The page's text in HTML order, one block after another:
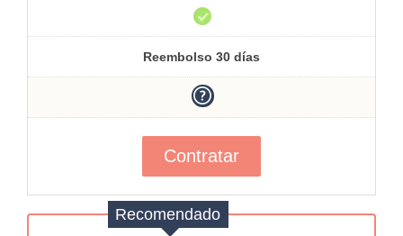
Reembolso 30 días
Contratar
Recomendado